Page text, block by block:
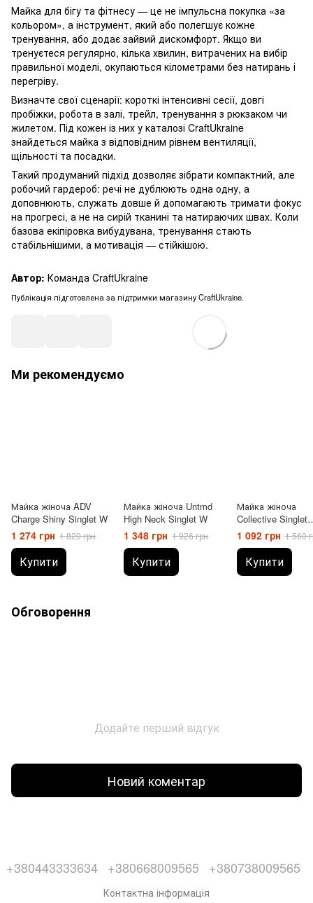
Майка для бігу та фітнесу — це не імпульсна покупка «за
кольором», а інструмент, який або полегшує кожне
тренування, або додає зайвий дискомфорт. Якщо ви
тренуєтеся регулярно, кілька хвилин, витрачених на вибір
правильної моделі, окупаються кілометрами без натирань і
перегріву.
Визначте свої сценарії: короткі інтенсивні сесії, довгі
пробіжки, робота в залі, трейл, тренування з рюкзаком чи
жилетом. Під кожен із них у каталозі CraftUkraine
знайдеться майка з відповідним рівнем вентиляції,
щільності та посадки.
Такий продуманий підхід дозволяє зібрати компактний, але
робочий гардероб: речі не дублюють одна одну, а
доповнюють, служать довше й допомагають тримати фокус
на прогресі, а не на сирій тканині та натираючих швах. Коли
базова екіпіровка вибудувана, тренування стають
стабільнішими, а мотивація — стійкішою.
Автор: Команда CraftUkraine
Публікація підготовлена за підтримки магазину CraftUkraine.
Ми рекомендуємо
Майка жіноча ADV
Charge Shiny Singlet W
1 274 грн 1 820 грн
Купити
Майка жіноча Untmd
High Neck Singlet W
1 348 грн 1 926 грн
Купити
Майка жіноча
Collective Singlet
Woman
1 092 грн 1 560
Купити
Обговорення
Додайте перший відгук
Новий коментар
+380443333634 +380668009565 +380738009565
Контактна інформація